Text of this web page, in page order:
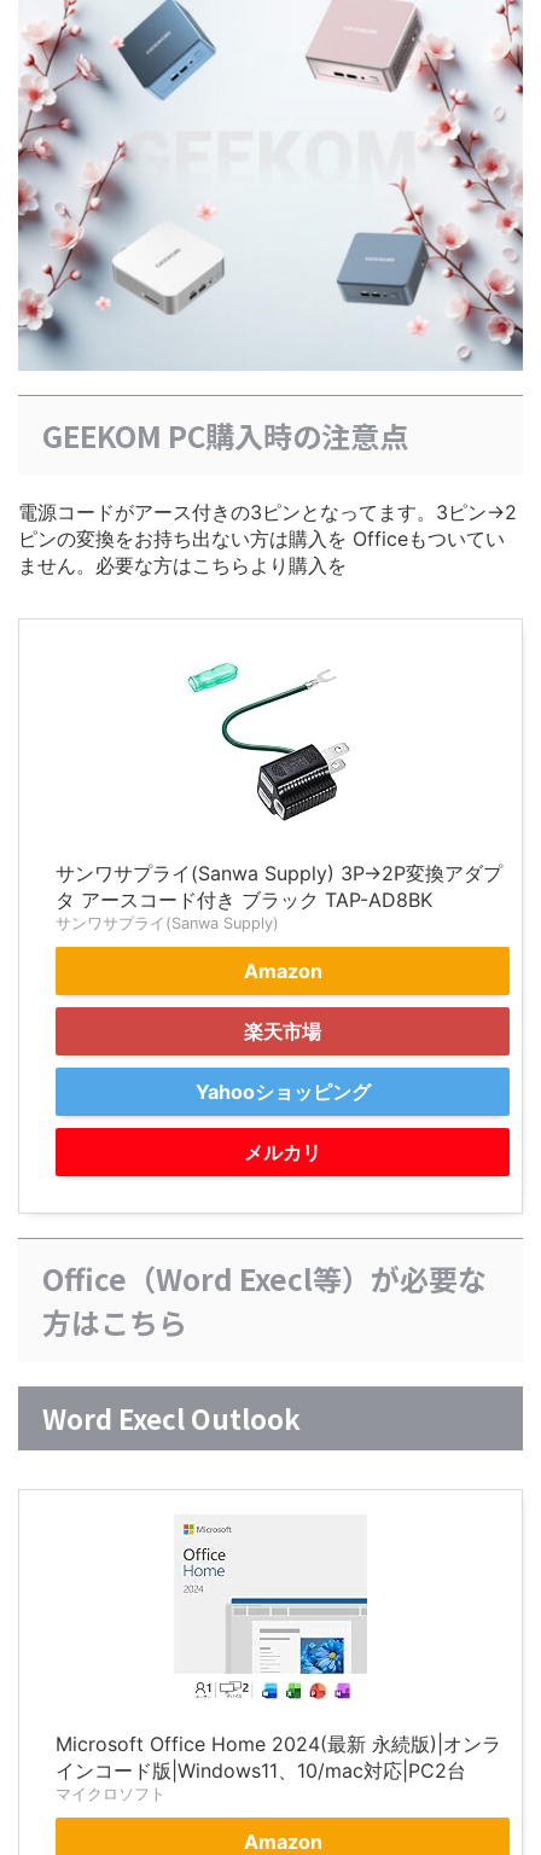
GEEKOM PC購入時の注意点
電源コードがアース付きの3ピンとなってます。3ピン→2
ピンの変換をお持ち出ない方は購入を Officeもついてい
ません。必要な方はこちらより購入を
サンワサプライ(Sanwa Supply) 3P→2P変換アダプ
タ アースコード付き ブラック TAP-AD8BK
サンワサプライ(Sanwa Supply)
Amazon
楽天市場
Yahooショッピング
メルカリ
Office（Word Execl等）が必要な
方はこちら
Word Execl Outlook
Microsoft Office Home 2024(最新 永続版)|オンラ
インコード版|Windows11、10/mac対応|PC2台
マイクロソフト
Amazon